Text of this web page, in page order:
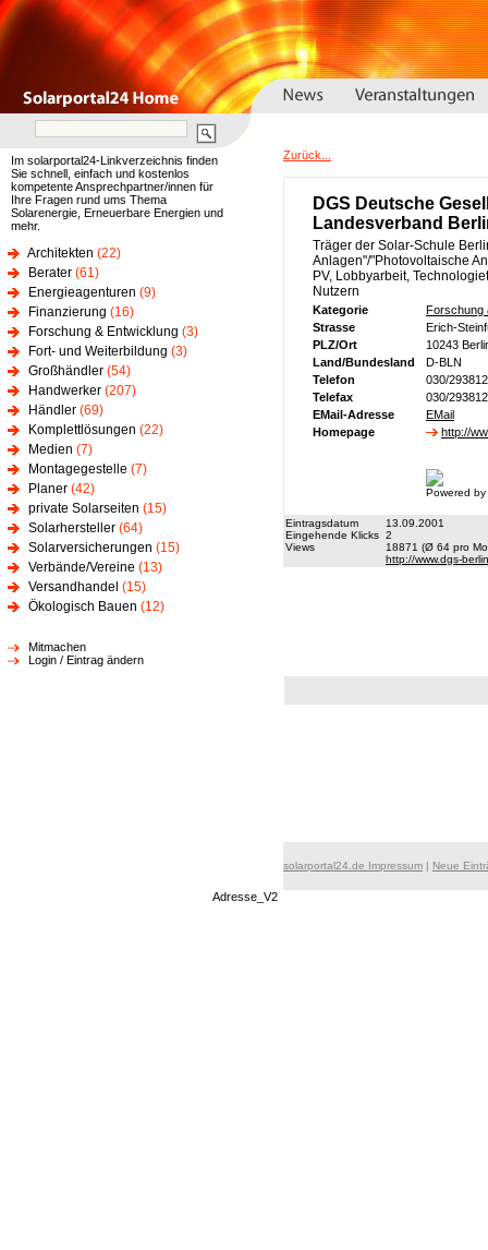
Im solarportal24-Linkverzeichnis finden
Sie schnell, einfach und kostenlos
kompetente Ansprechpartner/innen für
Ihre Fragen rund ums Thema
Solarenergie, Erneuerbare Energien und
mehr.
Architekten (22)
Berater (61)
Energieagenturen (9)
Finanzierung (16)
Forschung & Entwicklung (3)
Fort- und Weiterbildung (3)
Großhändler (54)
Handwerker (207)
Händler (69)
Komplettlösungen (22)
Medien (7)
Montagegestelle (7)
Planer (42)
private Solarseiten (15)
Solarhersteller (64)
Solarversicherungen (15)
Verbände/Vereine (13)
Versandhandel (15)
Ökologisch Bauen (12)
Mitmachen
Login / Eintrag ändern
Zurück...
DGS Deutsche
Landesverband
Träger der Solar-Schule
Anlagen"/"Photovoltaische
PV, Lobbyarbeit,
Nutzern
Kategorie
Forschung
Strasse
Erich-
PLZ/Ort
10243
Land/Bundesland
D-BLN
Telefon
030/
Telefax
030/
EMail-Adresse
EMail
Homepage
http://
Powered
Eintragsdatum
13.09.2001
Eingehende Klicks 2
Views
18871 (Ø 64 pro
http://www.dgs-
solarportal24.de Impressum | Neue
Adresse_V2